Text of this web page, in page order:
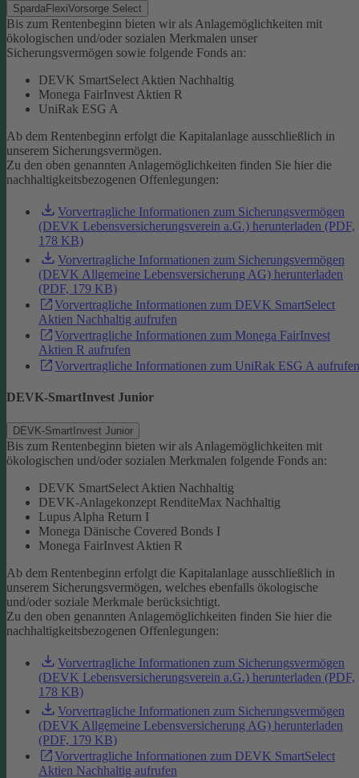
SpardaFlexiVorsorge Select
Bis zum Rentenbeginn bieten wir als Anlagemöglichkeiten mit
ökologischen und/oder sozialen Merkmalen unser
Sicherungsvermögen sowie folgende Fonds an:
DEVK SmartSelect Aktien Nachhaltig
Monega FairInvest Aktien R
UniRak ESG A
Ab dem Rentenbeginn erfolgt die Kapitalanlage ausschließlich in
unserem Sicherungsvermögen.
Zu den oben genannten Anlagemöglichkeiten finden Sie hier die
nachhaltigkeitsbezogenen Offenlegungen:
Vorvertragliche Informationen zum Sicherungsvermögen
(DEVK Lebensversicherungsverein a.G.) herunterladen (PDF,
178 KB)
Vorvertragliche Informationen zum Sicherungsvermögen
(DEVK Allgemeine Lebensversicherung AG) herunterladen
(PDF, 179 KB)
Vorvertragliche Informationen zum DEVK SmartSelect
Aktien Nachhaltig aufrufen
Vorvertragliche Informationen zum Monega FairInvest
Aktien R aufrufen
Vorvertragliche Informationen zum UniRak ESG A aufrufen
DEVK-SmartInvest Junior
DEVK-SmartInvest Junior
Bis zum Rentenbeginn bieten wir als Anlagemöglichkeiten mit
ökologischen und/oder sozialen Merkmalen folgende Fonds an:
DEVK SmartSelect Aktien Nachhaltig
DEVK-Anlagekonzept RenditeMax Nachhaltig
Lupus Alpha Return I
Monega Dänische Covered Bonds I
Monega FairInvest Aktien R
Ab dem Rentenbeginn erfolgt die Kapitalanlage ausschließlich in
unserem Sicherungsvermögen, welches ebenfalls ökologische
und/oder soziale Merkmale berücksichtigt.
Zu den oben genannten Anlagemöglichkeiten finden Sie hier die
nachhaltigkeitsbezogenen Offenlegungen:
Vorvertragliche Informationen zum Sicherungsvermögen
(DEVK Lebensversicherungsverein a.G.) herunterladen (PDF,
178 KB)
Vorvertragliche Informationen zum Sicherungsvermögen
(DEVK Allgemeine Lebensversicherung AG) herunterladen
(PDF, 179 KB)
Vorvertragliche Informationen zum DEVK SmartSelect
Aktien Nachhaltig aufrufen